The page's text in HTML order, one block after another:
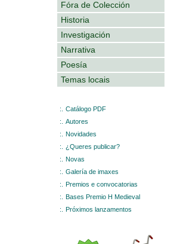
Fóra de Colección
Historia
Investigación
Narrativa
Poesía
Temas locais
:.
Catálogo PDF
:.
Autores
:.
Novidades
:.
¿Queres publicar?
:.
Novas
:.
Galería de imaxes
:.
Premios e convocatorias
:.
Bases Premio H Medieval
:.
Próximos lanzamentos